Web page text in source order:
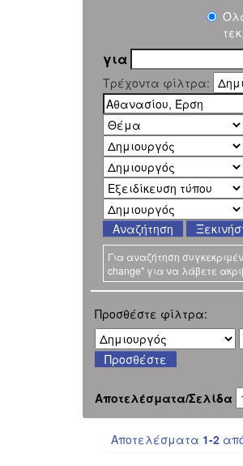
για
Τρέχοντα φίλτρα:
Για αναζήτηση
change" για να λάβετε
Προσθέστε φίλτρα:
Αποτελέσματα/Σελίδα
Αποτελέσματα 1-2